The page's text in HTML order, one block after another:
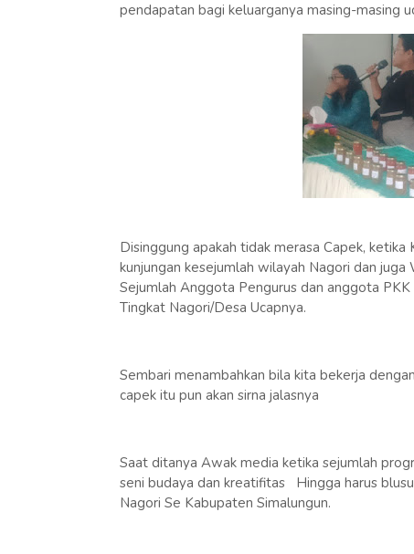
pendapatan bagi keluarganya masing-masing
Disinggung apakah tidak merasa Capek,
kunjungan kesejumlah wilayah Nagori dan
Sejumlah Anggota Pengurus dan anggota
Tingkat Nagori/Desa Ucapnya.
Sembari menambahkan bila kita bekerja
capek itu pun akan sirna jalasnya
Saat ditanya Awak media ketika sejumlah
seni budaya dan kreatifitas Hingga harus
Nagori Se Kabupaten Simalungun.